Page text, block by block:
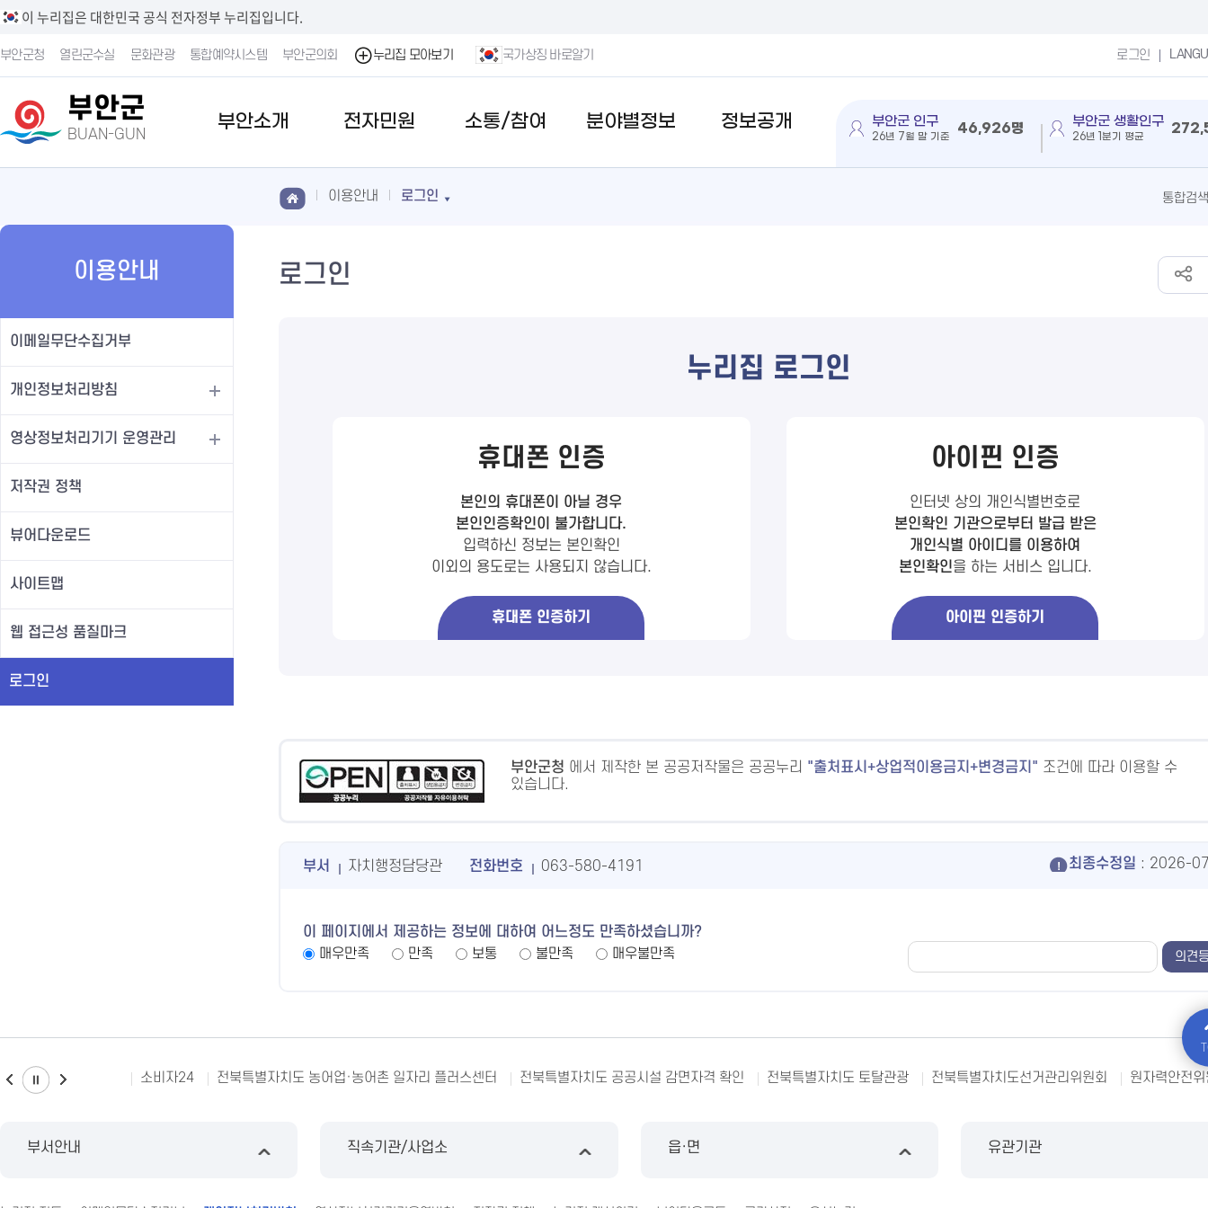
이 누리집은 대한민국 공식 전자정부 누리집입니다.
부안군청 열린군수실 문화관광 통합예약시스템 부안군의회 누리집 모아보기 국가상징 바로알기 로그인
부안군
BUAN-GUN
부안소개 전자민원 소통/참여 분야별정보 정보공개 부안군 인구
26년 7월 말 기준
46,926명 부안군 생활인구
26년 1분기 평균
이용안내
이메일무단수집거부
개인정보처리방침
영상정보처리기기 운영관리
저작권 정책
뷰어다운로드
사이트맵
웹 접근성 품질마크
로그인
이용안내 로그인
로그인
누리집 로그인
휴대폰 인증
본인의 휴대폰이 아닐 경우
본인인증확인이 불가합니다.
입력하신 정보는 본인확인
이외의 용도로는 사용되지 않습니다.
휴대폰 인증하기
아이핀 인증
인터넷 상의 개인식별번호로
본인확인 기관으로부터 발급 받은
개인식별 아이디를 이용하여
본인확인을 하는 서비스 입니다.
아이핀 인증하기
부안군청 에서 제작한 본 공공저작물은 공공누리 출처표시+상업적이용금지+변경금지
조건에 따라 이용할 수
있습니다.
부서 자치행정담당관 전화번호 063-580-4191 최종수정일 : 2026-
이 페이지에서 제공하는 정보에 대하여 어느정도 만족하셨습니까?
매우만족
만족 보통 불만족 매우불만족
소비자24 전북특별자치도 농어업·농어촌 일자리 플러스센터 전북특별자치도 공공시설 감면자격 확인 전북특별자치도 토탈관광 전북특별자치도선거관리위원회 원자력안전
부서안내 직속기관/사업소 읍·면 유관기관